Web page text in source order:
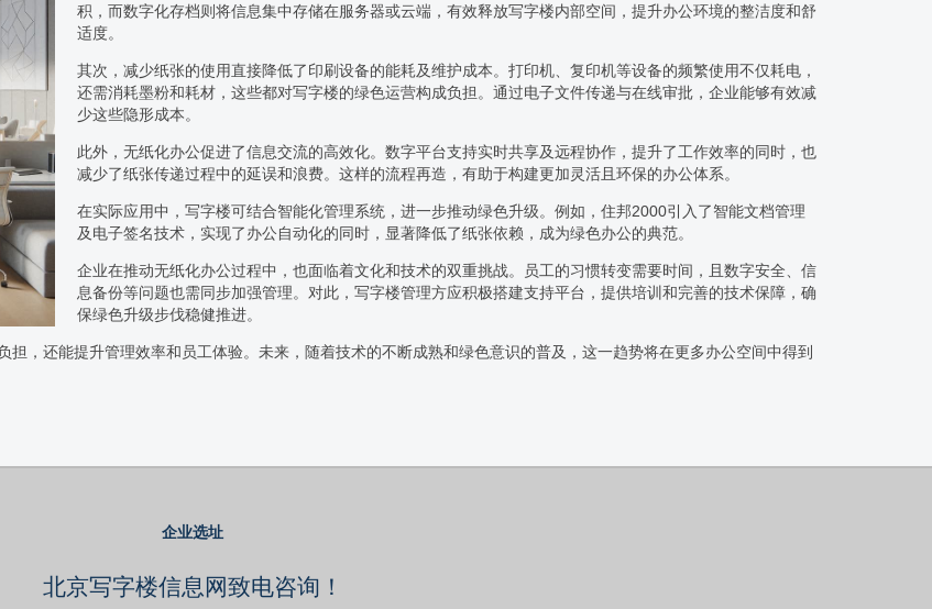
积，而数字化存档则将信息集中存储在服务器或云端，有效释放写字楼内部空间，提升办公环境的整洁度和舒
适度。
其次，减少纸张的使用直接降低了印刷设备的能耗及维护成本。打印机、复印机等设备的频繁使用不仅耗电，
还需消耗墨粉和耗材，这些都对写字楼的绿色运营构成负担。通过电子文件传递与在线审批，企业能够有效减
少这些隐形成本。
此外，无纸化办公促进了信息交流的高效化。数字平台支持实时共享及远程协作，提升了工作效率的同时，也
减少了纸张传递过程中的延误和浪费。这样的流程再造，有助于构建更加灵活且环保的办公体系。
在实际应用中，写字楼可结合智能化管理系统，进一步推动绿色升级。例如，住邦2000引入了智能文档管理
及电子签名技术，实现了办公自动化的同时，显著降低了纸张依赖，成为绿色办公的典范。
企业在推动无纸化办公过程中，也面临着文化和技术的双重挑战。员工的习惯转变需要时间，且数字安全、信
息备份等问题也需同步加强管理。对此，写字楼管理方应积极搭建支持平台，提供培训和完善的技术保障，确
保绿色升级步伐稳健推进。
，还能提升管理效率和员工体验。未来，随着技术的不断成熟和绿色意识的普及，这一趋势将在更多办公空间中得到
企业选址
北京写字楼信息网致电咨询！